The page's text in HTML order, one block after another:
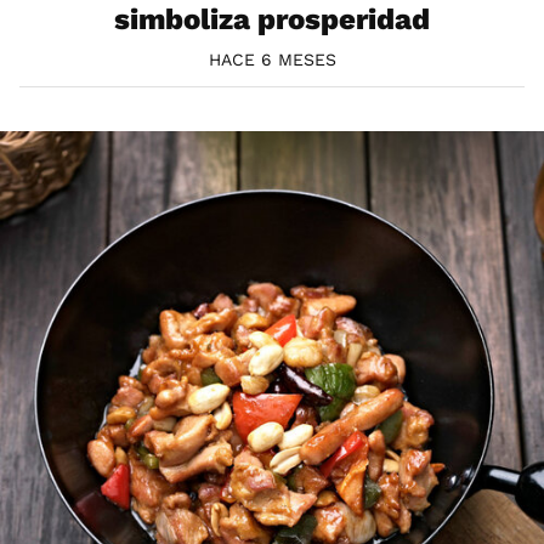
simboliza prosperidad
HACE 6 MESES